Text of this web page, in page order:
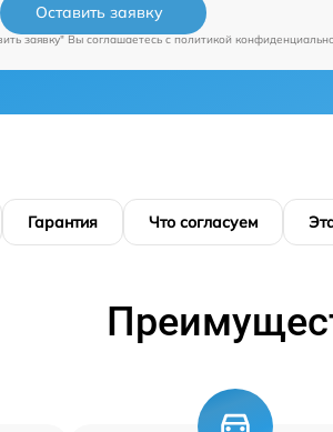
Оставить заявку
заявку" Вы соглашаетесь cполитикой
Гарантия Что согласуем